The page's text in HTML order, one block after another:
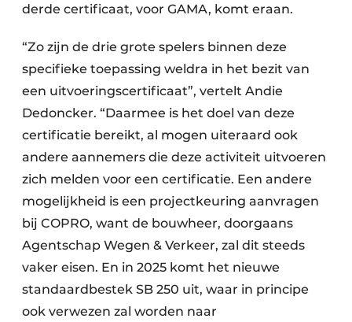
derde certificaat, voor GAMA, komt eraan.
“Zo zijn de drie grote spelers binnen deze
specifieke toepassing weldra in het bezit van
een uitvoeringscertificaat”, vertelt Andie
Dedoncker. “Daarmee is het doel van deze
certificatie bereikt, al mogen uiteraard ook
andere aannemers die deze activiteit uitvoeren
zich melden voor een certificatie. Een andere
mogelijkheid is een projectkeuring aanvragen
bij COPRO, want de bouwheer, doorgaans
Agentschap Wegen & Verkeer, zal dit steeds
vaker eisen. En in 2025 komt het nieuwe
standaardbestek SB 250 uit, waar in principe
ook verwezen zal worden naar